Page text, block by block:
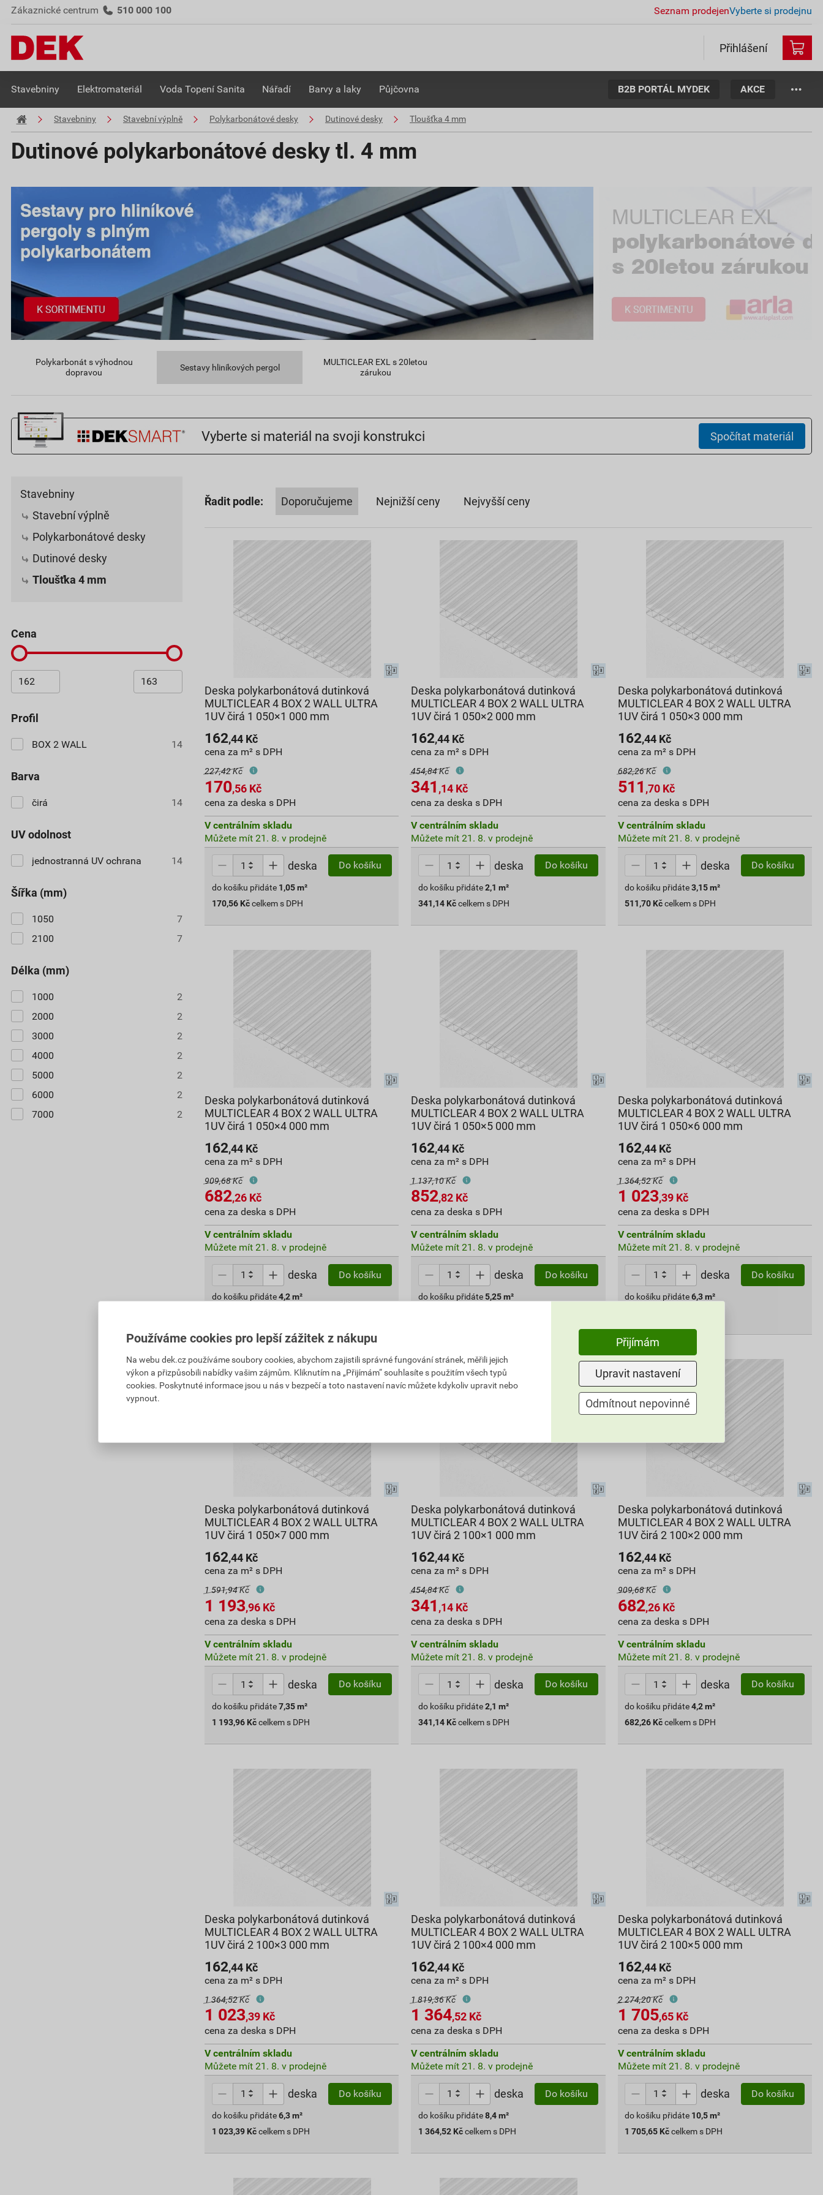
Zákaznické centrum 510 000 100 Seznam prodejenVyberte si prodejnu
Přihlášení
Stavebniny Elektromateriál Voda Topení Sanita Nářadí Barvy a laky Půjčovna B2B PORTÁL MYDEK AKCE
Stavebniny Stavební výplně Polykarbonátové desky Dutinové desky Tloušťka 4 mm
Dutinové polykarbonátové desky tl. 4 mm
Polykarbonát s výhodnou
dopravou
Sestavy hliníkových pergol
MULTICLEAR EXL s 20letou
zárukou
Vyberte si materiál na svoji konstrukci Spočítat materiál
Stavebniny
Stavební výplně
Polykarbonátové desky
Dutinové desky
Tloušťka 4 mm
profil
BOX 2 WALL 14
barva
čirá 14
UV odolnost
jednostranná UV ochrana 14
šířka (mm)
1050
7
2100
7
délka (mm)
1000
2
2000
2
3000
2
4000
2
5000
2
6000
2
7000
2
cena
Řadit podle: Doporučujeme Nejnižší ceny Nejvyšší ceny
Deska polykarbonátová dutinková
MULTICLEAR 4 BOX 2 WALL ULTRA
1UV čirá 1 050×1 000 mm
162,44 Kč
cena za m² s DPH
227,42 Kč
170,56 Kč
cena za deska s DPH
V centrálním skladu
Můžete mít 21. 8. v prodejně
deska Do košíku
do košíku přidáte 1,05 m²
170,56 Kč celkem s DPH
Deska polykarbonátová dutinková
MULTICLEAR 4 BOX 2 WALL ULTRA
1UV čirá 1 050×2 000 mm
162,44 Kč
cena za m² s DPH
454,84 Kč
341 ,14 Kč
cena za deska s DPH
V centrálním skladu
Můžete mít 21. 8. v prodejně
deska Do košíku
do košíku přidáte2,1 m²
341,14 Kčcelkem s DPH
Deska polykarbonátová dutinková
MULTICLEAR 4 BOX 2 WALL ULTRA
1UV čirá 1 050×3 000 mm
162,44Kč
cena za m² s DPH
682,26 Kč
511 ,70Kč
cena za deska s DPH
V centrálním skladu
Můžete mít 21. 8. v prodejně
deska Do košíku
do košíku přidáte 3,15 m²
511,70 Kč celkem s DPH
Deska polykarbonátová dutinková
MULTICLEAR 4 BOX 2 WALL ULTRA
1UV čirá 1 050×4 000 mm
162,44 Kč
cena za m² s DPH
909,68 Kč
682,26 Kč
cena za deska s DPH
V centrálním skladu
Můžete mít 21. 8. v prodejně
deska Do košíku
do košíku přidáte 4,2 m²
Deska polykarbonátová dutinková
MULTICLEAR 4 BOX 2 WALL ULTRA
1UV čirá 1 050×5 000 mm
162,44 Kč
cena za m² s DPH
1 137,10 Kč
852,82 Kč
cena za deska s DPH
V centrálním skladu
Můžete mít 21. 8. v prodejně
deska Do košíku
do košíku přidáte5,25m²
Deska polykarbonátová dutinková
MULTICLEAR 4 BOX 2 WALL ULTRA
1UV čirá 1 050×6 000 mm
162,44Kč
cena za m² s DPH
1 364,52 Kč
1 023,39Kč
cena za deska s DPH
V centrálním skladu
Můžete mít 21. 8. v prodejně
deska Do košíku
do košíku přidáte 6,3 m²
Deska polykarbonátová dutinková
MULTICLEAR 4 BOX 2 WALL ULTRA
1UV čirá 1 050×7 000 mm
162,44 Kč
cena za m² s DPH
1 591,94 Kč
1 193,96 Kč
cena za deska s DPH
V centrálním skladu
Můžete mít 21. 8. v prodejně
deska Do košíku
do košíku přidáte 7,35 m²
1 193,96 Kč celkem s DPH
Deska polykarbonátová dutinková
MULTICLEAR 4 BOX 2 WALL ULTRA
1UV čirá 2 100×1 000 mm
162,44 Kč
cena za m² s DPH
454,84 Kč
341 ,14 Kč
cena za deska s DPH
V centrálním skladu
Můžete mít 21. 8. v prodejně
deska Do košíku
do košíku přidáte2,1 m²
341,14 Kčcelkem s DPH
Deska polykarbonátová dutinková
MULTICLEAR 4 BOX 2 WALL ULTRA
1UV čirá 2 100×2 000 mm
162,44Kč
cena za m² s DPH
909,68 Kč
682,26Kč
cena za deska s DPH
V centrálním skladu
Můžete mít 21. 8. v prodejně
deska Do košíku
do košíku přidáte 4,2 m²
682,26 Kč celkem s DPH
Deska polykarbonátová dutinková
MULTICLEAR 4 BOX 2 WALL ULTRA
1UV čirá 2 100×3 000 mm
162,44 Kč
cena za m² s DPH
1 364,52 Kč
1 023,39 Kč
cena za deska s DPH
V centrálním skladu
Můžete mít 21. 8. v prodejně
deska Do košíku
do košíku přidáte 6,3 m²
1 023,39 Kč celkem s DPH
Deska polykarbonátová dutinková
MULTICLEAR 4 BOX 2 WALL ULTRA
1UV čirá 2 100×4 000 mm
162,44 Kč
cena za m² s DPH
1 819,36 Kč
1 364,52 Kč
cena za deska s DPH
V centrálním skladu
Můžete mít 21. 8. v prodejně
deska Do košíku
do košíku přidáte8,4m²
1 364,52 Kčcelkem s DPH
Deska polykarbonátová dutinková
MULTICLEAR 4 BOX 2 WALL ULTRA
1UV čirá 2 100×5 000 mm
162,44Kč
cena za m² s DPH
2 274,20 Kč
1 705,65Kč
cena za deska s DPH
V centrálním skladu
Můžete mít 21. 8. v prodejně
deska Do košíku
do košíku přidáte 10,5 m²
1 705,65 Kč celkem s DPH
Používáme cookies pro lepší zážitek z nákupu
Na webu dek.cz používáme soubory cookies, abychom zajistili správné fungování stránek, měřili jejich
výkon a přizpůsobili nabídky vašim zájmům. Kliknutím na „Přijímám“ souhlasíte s použitím všech typů
cookies. Poskytnuté informace jsou u nás v bezpečí a toto nastavení navíc můžete kdykoliv upravit nebo
vypnout.
Přijímám
Upravit nastavení
Odmítnout nepovinné